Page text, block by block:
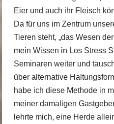
Eier und auch ihr Fleisch
Da für uns im Zentrum
Tieren steht, „das Wesen
mein Wissen in Los Stress
Seminaren weiter und
über alternative
habe ich diese Methode in
meiner damaligen
lehrte mich, eine Herde